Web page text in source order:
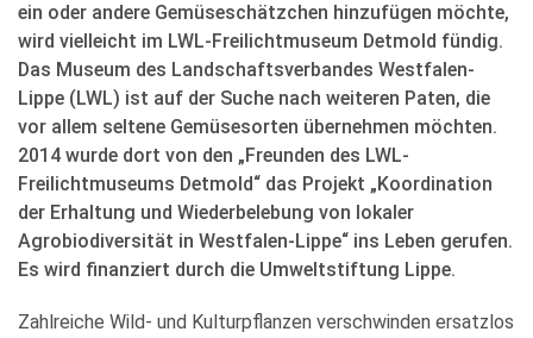
ein oder andere Gemüseschätzchen hinzufügen möchte,
wird vielleicht im LWL-Freilichtmuseum Detmold fündig.
Das Museum des Landschaftsverbandes Westfalen-
Lippe (LWL) ist auf der Suche nach weiteren Paten, die
vor allem seltene Gemüsesorten übernehmen möchten.
2014 wurde dort von den „Freunden des LWL-
Freilichtmuseums Detmold“ das Projekt „Koordination
der Erhaltung und Wiederbelebung von lokaler
Agrobiodiversität in Westfalen-Lippe“ ins Leben gerufen.
Es wird finanziert durch die Umweltstiftung Lippe.
Zahlreiche Wild- und Kulturpflanzen verschwinden ersatzlos